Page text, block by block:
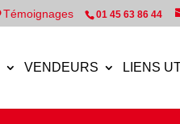
Témoignages 01 45 63 86 44
VENDEURS LIENS